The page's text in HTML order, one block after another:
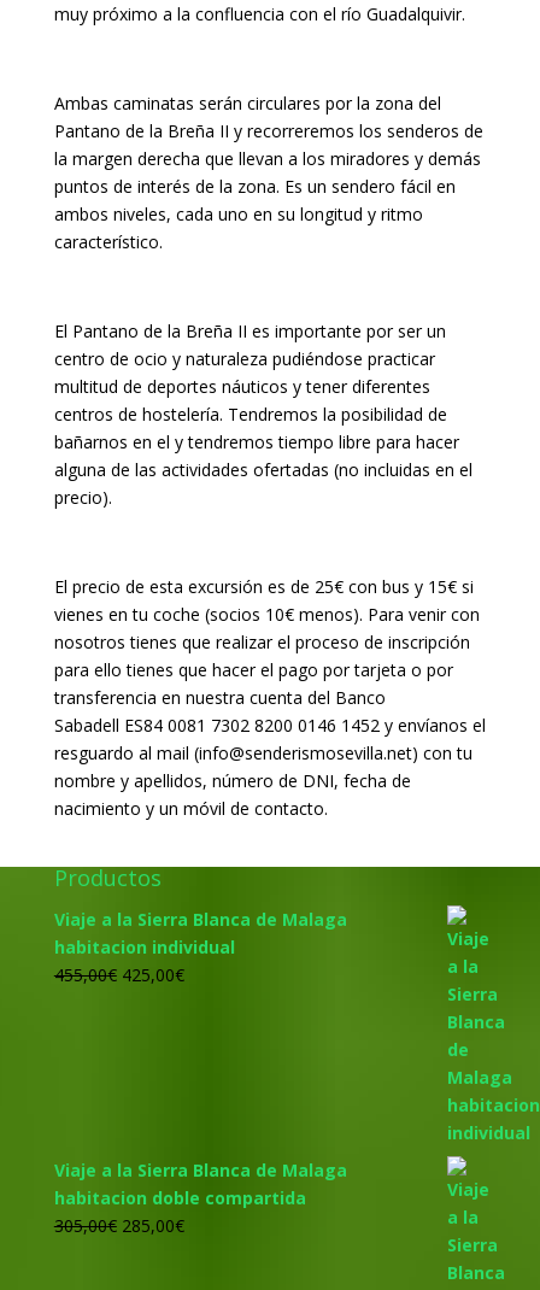
muy próximo a la confluencia con el río Guadalquivir.
Ambas caminatas serán circulares por la zona del
Pantano de la Breña II y recorreremos los senderos de
la margen derecha que llevan a los miradores y demás
puntos de interés de la zona. Es un sendero fácil en
ambos niveles, cada uno en su longitud y ritmo
característico.
El Pantano de la Breña II es importante por ser un
centro de ocio y naturaleza pudiéndose practicar
multitud de deportes náuticos y tener diferentes
centros de hostelería. Tendremos la posibilidad de
bañarnos en el y tendremos tiempo libre para hacer
alguna de las actividades ofertadas (no incluidas en el
precio).
El precio de esta excursión es de 25€ con bus y 15€ si
vienes en tu coche (socios 10€ menos). Para venir con
nosotros tienes que realizar el proceso de inscripción
para ello tienes que hacer el pago por tarjeta o por
transferencia en nuestra cuenta del Banco
Sabadell ES84 0081 7302 8200 0146 1452 y envíanos el
resguardo al mail (info@senderismosevilla.net) con tu
nombre y apellidos, número de DNI, fecha de
nacimiento y un móvil de contacto.
Productos
Viaje a la Sierra Blanca de Malaga
habitacion individual
455,00€ El
425,00€El
Viaje a la Sierra Blanca de Malaga
habitacion doble compartida
305,00€ El
285,00€El